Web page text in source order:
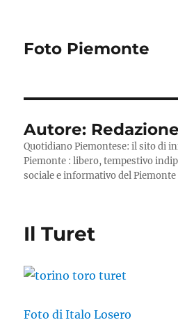
Foto Piemonte
Autore:
Quotidiano Piemontese: il sito di
Piemonte : libero, tempestivo
sociale e informativo del Piemonte
Il Turet
Foto di Italo Losero